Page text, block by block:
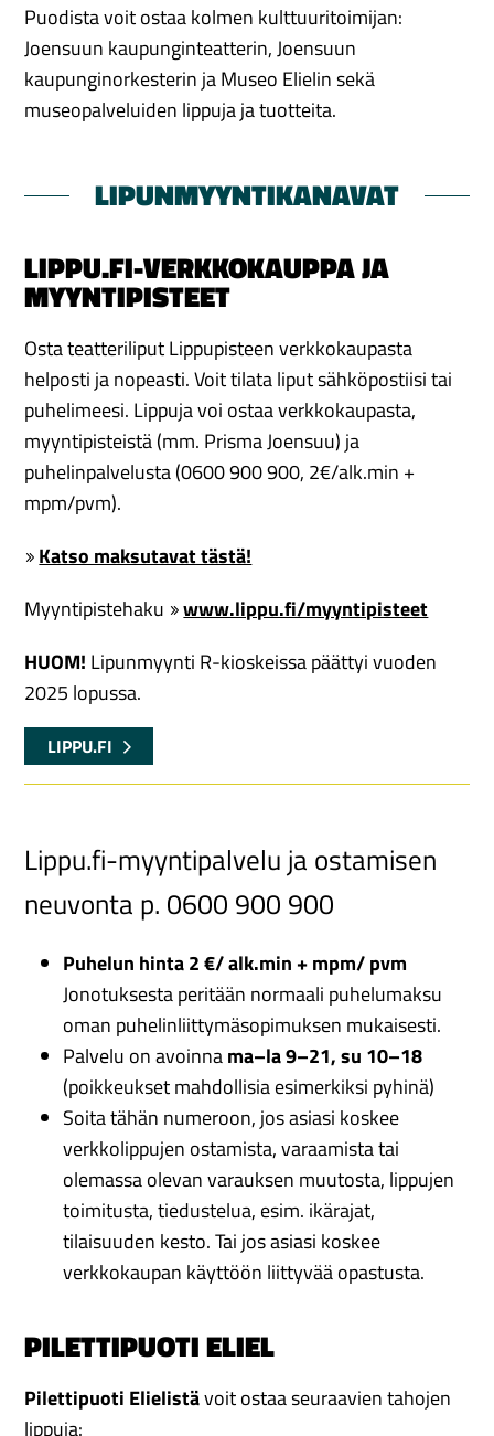
Puodista voit ostaa kolmen kulttuuritoimijan:
Joensuun kaupunginteatterin, Joensuun
kaupunginorkesterin ja Museo Elielin sekä
museopalveluiden lippuja ja tuotteita.
LIPUNMYYNTIKANAVAT
LIPPU.FI-VERKKOKAUPPA JA
MYYNTIPISTEET
Osta teatteriliput Lippupisteen verkkokaupasta
helposti ja nopeasti. Voit tilata liput sähköpostiisi tai
puhelimeesi. Lippuja voi ostaa verkkokaupasta,
myyntipisteistä (mm. Prisma Joensuu) ja
puhelinpalvelusta (0600 900 900, 2€/alk.min +
mpm/pvm).
Katso maksutavat tästä!
Myyntipistehaku
www.lippu.fi/myyntipisteet
HUOM! Lipunmyynti R-kioskeissa päättyi vuoden
2025 lopussa.
LIPPU.FI
Lippu.fi-myyntipalvelu ja ostamisen
neuvonta p. 0600 900 900
Puhelun hinta 2 €/ alk.min + mpm/ pvm
Jonotuksesta peritään normaali puhelumaksu
oman puhelinliittymäsopimuksen mukaisesti.
Palvelu on avoinnama–la 9–21, su 10–18
(poikkeukset mahdollisia esimerkiksi pyhinä)
Soita tähän numeroon, jos asiasi koskee
verkkolippujen ostamista, varaamista tai
olemassa olevan varauksen muutosta, lippujen
toimitusta, tiedustelua, esim. ikärajat,
tilaisuuden kesto. Tai jos asiasi koskee
verkkokaupan käyttöön liittyvää opastusta.
PILETTIPUOTI ELIEL
Pilettipuoti Elielistävoit ostaa seuraavien tahojen
lippuja: